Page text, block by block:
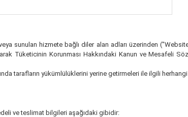
sunulan hizmete bağlı diler alan adları üzerinden
Tüketicinin Korunması Hakkındaki Kanun ve Mesafeli
tarafların yükümlülüklerini yerine getirmeleri ile ilgili
ve teslimat bilgileri aşağıdaki gibidir: